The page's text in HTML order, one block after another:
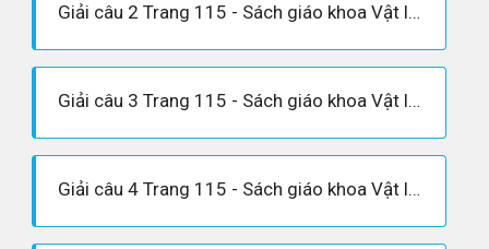
Giải câu 2 Trang 115 - Sách giáo khoa Vật lí 12
Giải câu 3 Trang 115 - Sách giáo khoa Vật lí 12
Giải câu 4 Trang 115 - Sách giáo khoa Vật lí 12